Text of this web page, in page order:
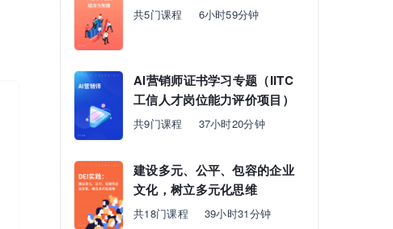
共5门课程 6小时59分钟
AI营销师证书学习专题（IITC
工信人才岗位能力评价项目）
共9门课程 37小时20分钟
建设多元、公平、包容的企业
文化，树立多元化思维
共18门课程 39小时31分钟